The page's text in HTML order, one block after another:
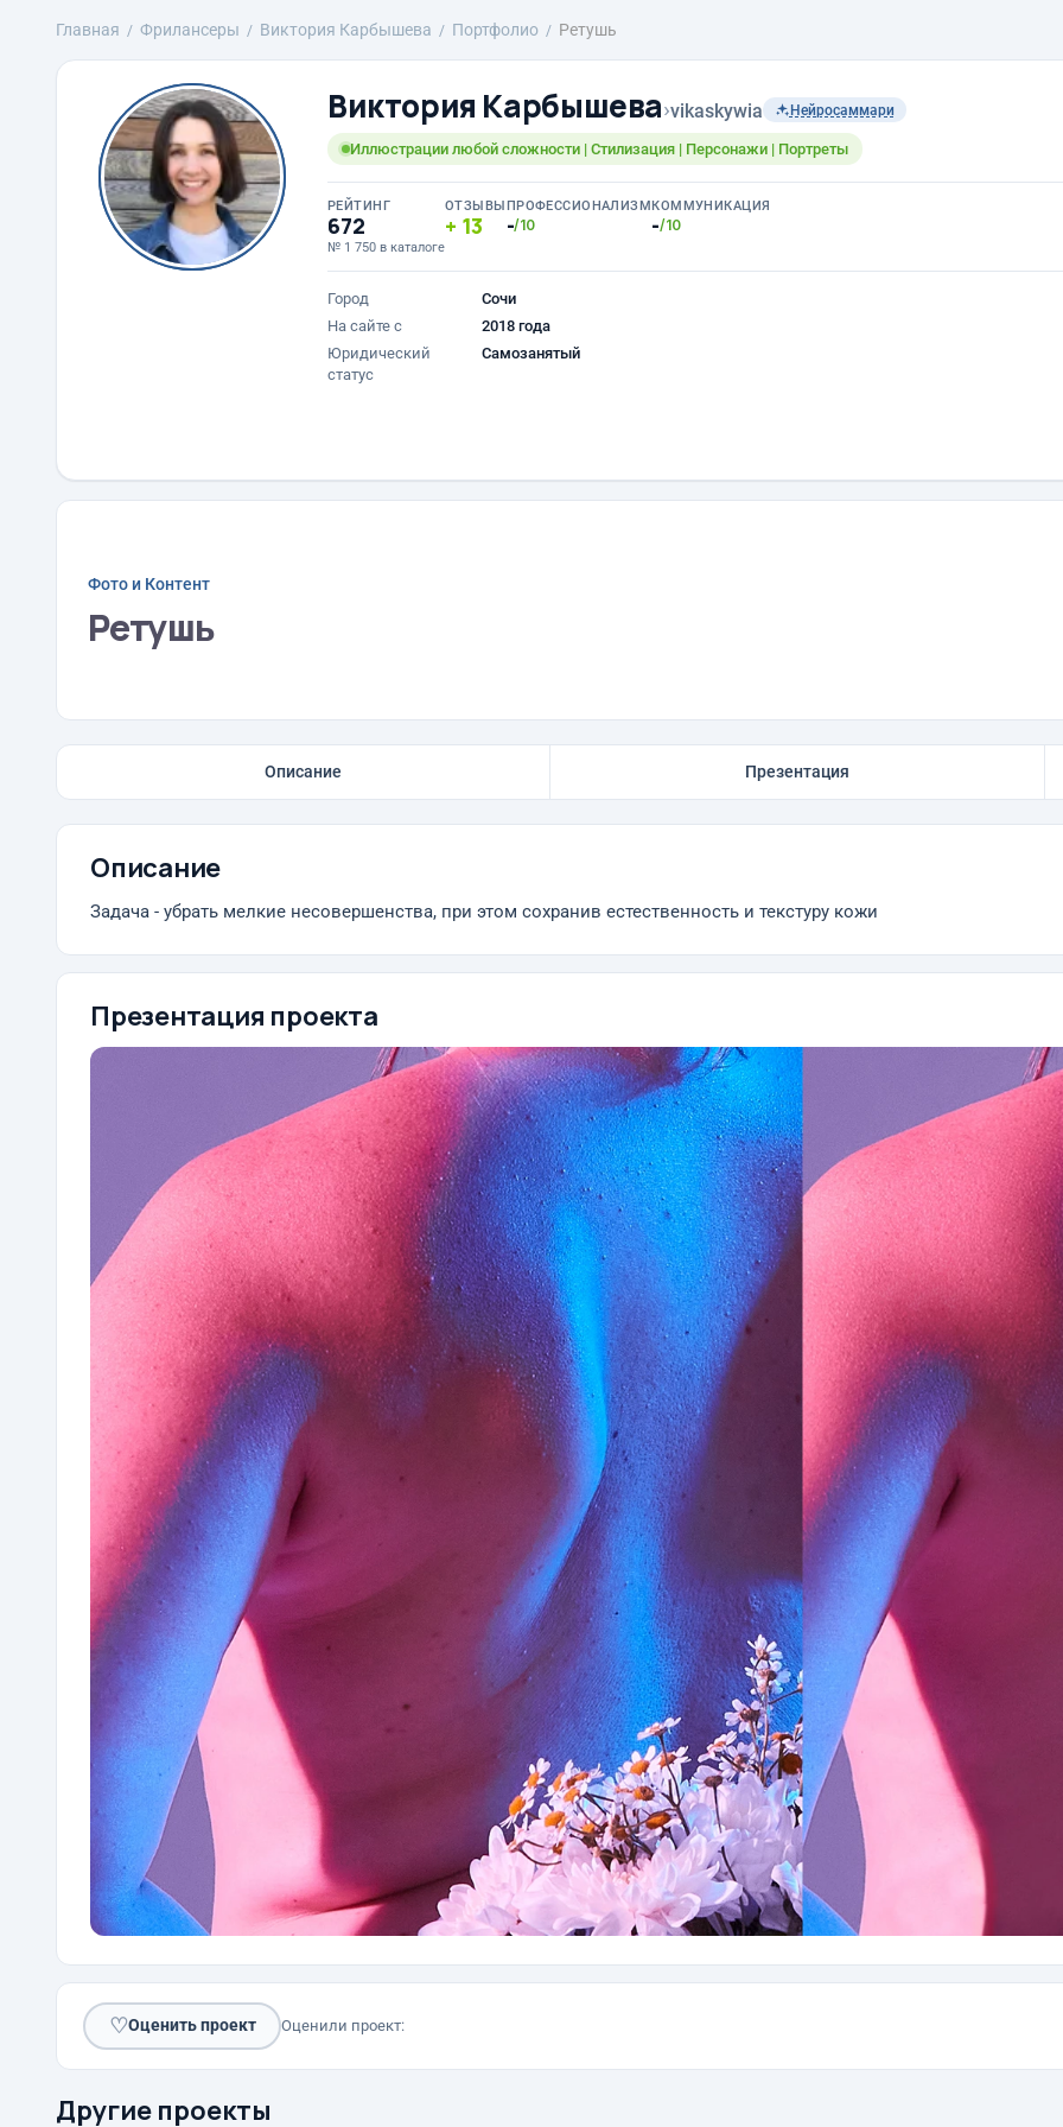
Главная Фрилансеры Виктория Карбышева Портфолио Ретушь
Виктория Карбышева›vikaskywia Нейросаммари
Иллюстрации любой сложности | Стилизация | Персонажи | Портреты
РЕЙТИНГ
672
№ 1 750 в каталоге
ОТЗЫВЫ
13
ПРОФЕССИОНАЛИЗМ
-/10
КОММУНИКАЦИЯ
-/10
Город
Сочи
На сайте с
2018 года
Юридический
статус
Самозанятый
Фото и Контент
Ретушь
Описание Презентация
Описание
Задача - убрать мелкие несовершенства, при этом сохранив естественность и текстуру кожи
Презентация проекта
♡Оценить проект Оценили проект:
Другие проекты